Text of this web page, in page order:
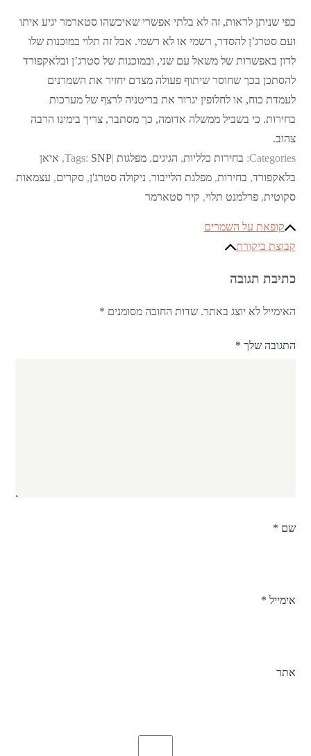
כפי שניתן לראות, זה לא בלתי אפשרי שאיכשהו סטארמר יגיע איתו
ועם סטרג’ן להסדר, רשמי או לא רשמי. אבל זה תלוי במוכנות שלו
לדון באפשרות של משאל עם שני, ובמוכנות של סטרג’ן ובלאקפורד
להסתכן בכך שחוסר שיתוף פעולה מצדם יחזיר את השמרנים
לעמדת כוח, או לחלופין יגרור את בריטניה לרצף של מערכות
בחירות. כי בשביל ממשלה אדומה, כך מסתבר, צריך בימינו הרבה
צהוב.
Categories: בחירות כלליות, הגיגים,מפלגות Tags: SNP
, איאן
בלאקפורד, בחירות,מפלגת הלייבור, ניקולה סטרג'ן,סקרים, עצמאות
סקוטית,פרלמנט תלוי, קיר סטארמר
ניווט
קופאת על השמרים
קבוצת ביקורת
כתיבת תגובה
האימייל לא יוצג באתר. שדות החובה מסומנים *
התגובה שלך *
שם *
אימייל *
אתר